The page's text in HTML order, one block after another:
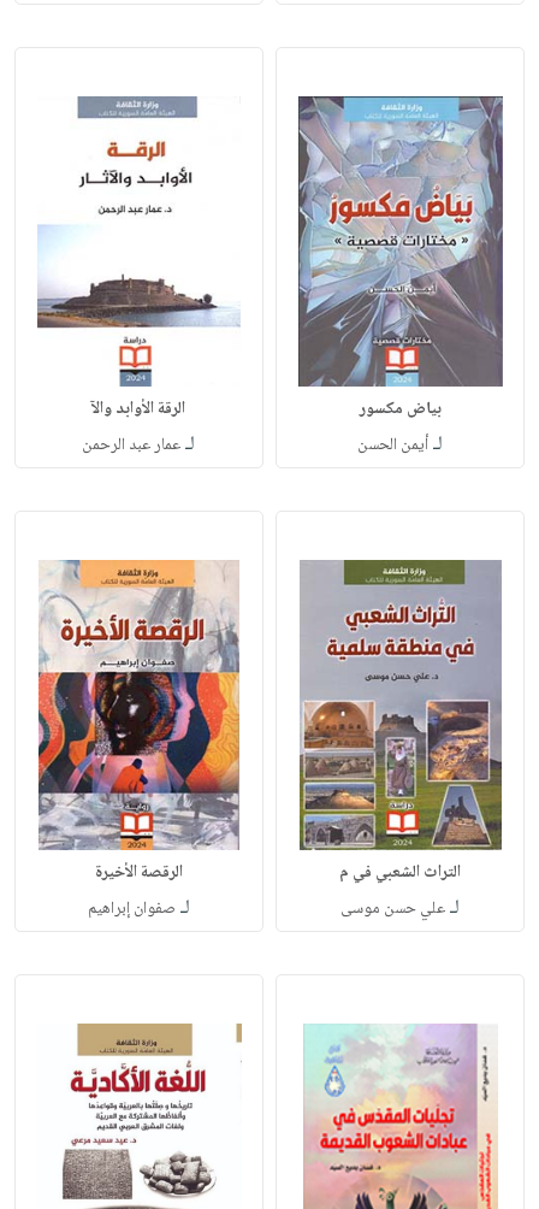
بياض مكسور
لـأيمن الحسن
الرقة الأوابد والآ
لـعمار عبد الرحمن
التراث الشعبي في م
لـعلي حسن موسى
الرقصة الأخيرة
لـ صفوان إبراهيم